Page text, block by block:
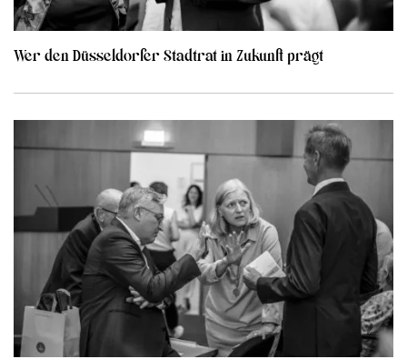
Wer den Düsseldorfer Stadtrat in Zukunft prägt